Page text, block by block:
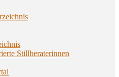
Stillberaterinnen